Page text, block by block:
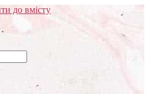
до вмісту